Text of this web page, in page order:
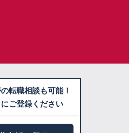
転職相談も可能！
ご登録ください